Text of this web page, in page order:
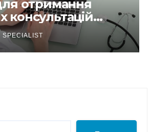
отримання
консультацій
виходячи із дому
SPECIALIST